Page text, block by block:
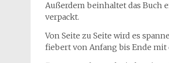
Außerdem beinhaltet das Buch
verpackt.
Von Seite zu Seite wird es
fiebert von Anfang bis Ende